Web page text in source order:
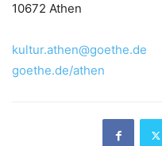
10672 Athen
kultur.athen@goethe.de
goethe.de/athen